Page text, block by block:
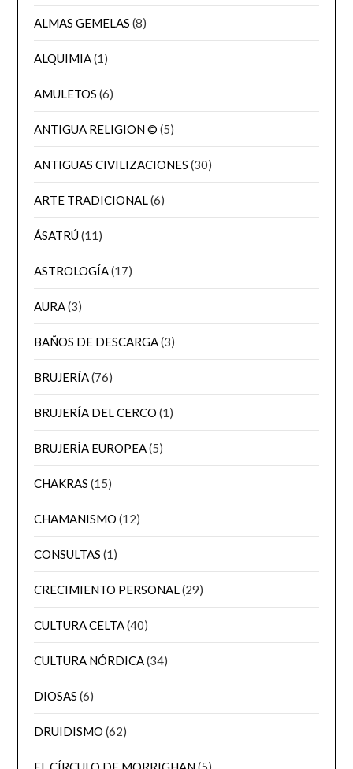
ALMAS GEMELAS (8)
ALQUIMIA(1)
AMULETOS (6)
ANTIGUA RELIGION © (5)
ANTIGUAS CIVILIZACIONES (30)
ARTE TRADICIONAL(6)
ÁSATRÚ(11)
ASTROLOGÍA(17)
AURA(3)
BAÑOS DE DESCARGA(3)
BRUJERÍA(76)
BRUJERÍA DEL CERCO (1)
BRUJERÍA EUROPEA(5)
CHAKRAS (15)
CHAMANISMO (12)
CONSULTAS (1)
CRECIMIENTO PERSONAL(29)
CULTURA CELTA(40)
CULTURA NÓRDICA(34)
DIOSAS (6)
DRUIDISMO (62)